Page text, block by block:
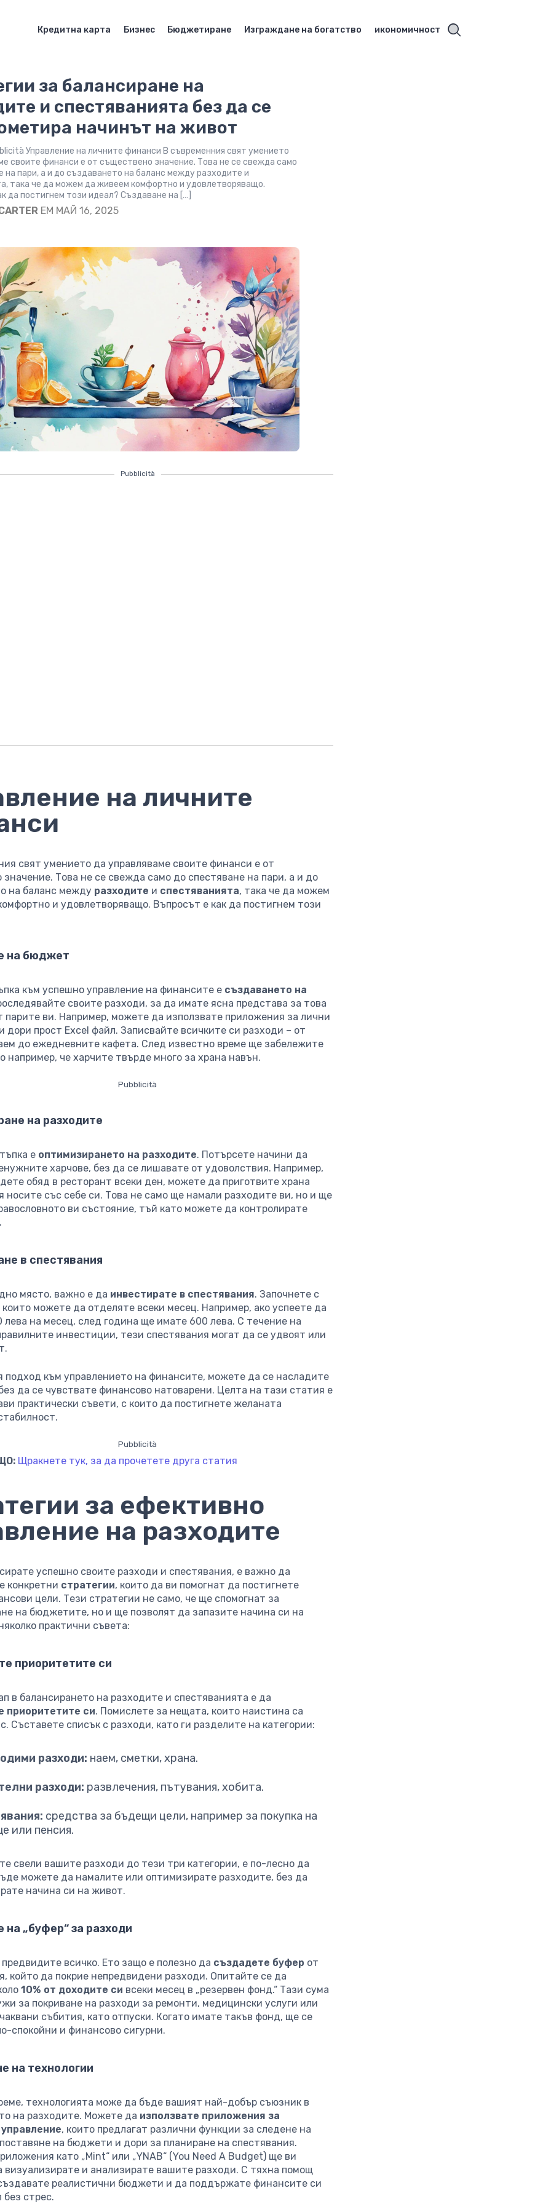
Кредитна карта Бизнес Бюджетиране Изграждане на богатство икономичност
за балансиране на
и спестяванията без да се
начинът на живот
Управление на личните финанси В съвременния свят умението
своите финанси е от съществено значение. Това не се свежда само
на пари, а и до създаването на баланс между разходите и
така че да можем да живеем комфортно и удовлетворяващо.
да постигнем този идеал? Създаване на […]
EM МАЙ 16, 2025
Pubblicità
на личните
свят умението да управляваме своите финанси е от
Това не се свежда само до спестяване на пари, а и до
на баланс между разходите и спестяванията, така че да можем
и удовлетворяващо. Въпросът е как да постигнем този
на бюджет
към успешно управление на финансите е създаването на
своите разходи, за да имате ясна представа за това
парите ви. Например, можете да използвате приложения за лични
дори прост Excel файл. Записвайте всичките си разходи – от
до ежедневните кафета. След известно време ще забележите
например, че харчите твърде много за храна навън.
Pubblicità
на разходите
е оптимизирането на разходите. Потърсете начини да
харчове, без да се лишавате от удоволствия. Например,
обяд в ресторант всеки ден, можете да приготвите храна
носите със себе си. Това не само ще намали разходите ви, но и ще
ви състояние, тъй като можете да контролирате
в спестявания
място, важно е да инвестирате в спестявания. Започнете с
можете да отделяте всеки месец. Например, ако успеете да
лева на месец, след година ще имате 600 лева. С течение на
инвестиции, тези спестявания могат да се удвоят или
подход към управлението на финансите, можете да се насладите
да се чувствате финансово натоварени. Целта на тази статия е
практически съвети, с които да постигнете желаната
Pubblicità
Щракнете тук, за да прочетете друга статия
за ефективно
на разходите
успешно своите разходи и спестявания, е важно да
конкретни стратегии, които да ви помогнат да постигнете
цели. Тези стратегии не само, че ще спомогнат за
на бюджетите, но и ще позволят да запазите начина си на
практични съвета:
приоритетите си
в балансирането на разходите и спестяванията е да
приоритетите си. Помислете за нещата, които наистина са
Съставете списък с разходи, като ги разделите на категории:
разходи: наем, сметки, храна.
разходи: развлечения, пътувания, хобита.
средства за бъдещи цели, например за покупка на
или пенсия.
свели вашите разходи до тези три категории, е по-лесно да
можете да намалите или оптимизирате разходите, без да
начина си на живот.
на „буфер“ за разходи
всичко. Ето защо е полезно да създадете буфер от
който да покрие непредвидени разходи. Опитайте се да
10% от доходите си всеки месец в „резервен фонд.“ Тази сума
за покриване на разходи за ремонти, медицински услуги или
събития, като отпуски. Когато имате такъв фонд, ще се
спокойни и финансово сигурни.
на технологии
технологията може да бъде вашият най-добър съюзник в
на разходите. Можете да използвате приложения за
, които предлагат различни функции за следене на
на бюджети и дори за планиране на спестявания.
като „Mint“ или „YNAB“ (You Need A Budget) ще ви
визуализирате и анализирате вашите разходи. С тяхна помощ
реалистични бюджети и да поддържате финансите си
без стрес.